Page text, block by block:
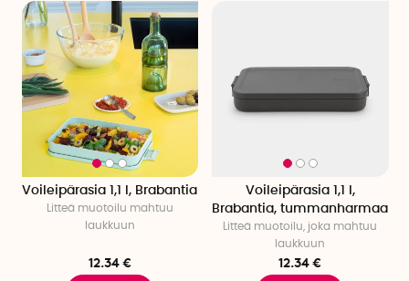
Voileipärasia 1,1 l, Brabantia
Litteä muotoilu mahtuu
laukkuun
12.34 €
Voileipärasia 1,1 l,
Brabantia, tummanharmaa
Litteä muotoilu, joka mahtuu
laukkuun
12.34 €